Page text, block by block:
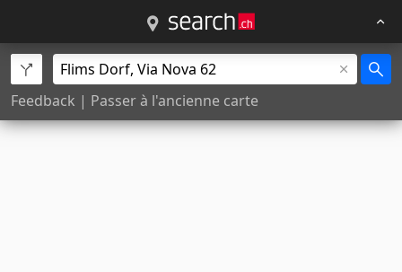
Feedback | Passer à l'ancienne carte